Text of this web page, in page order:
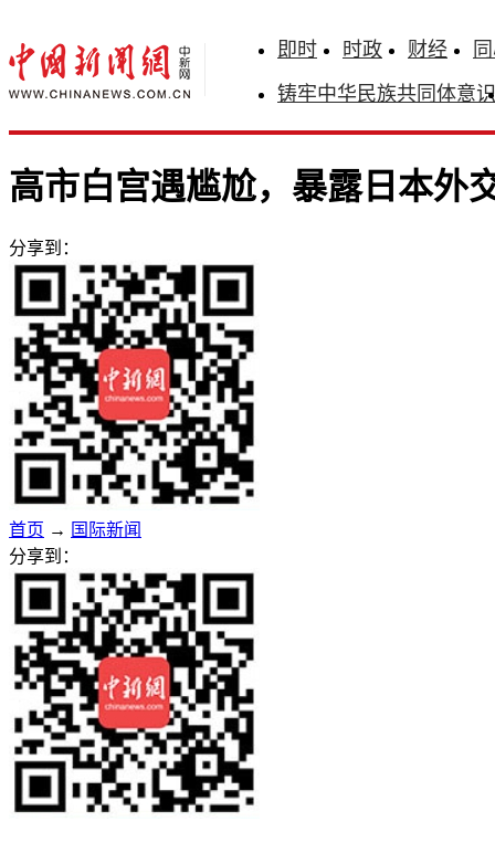
即时 时政 财经
铸牢中华民族共同体意识
高市白宫遇尴尬，暴露日本外
分享到：
首页 → 国际新闻
分享到：